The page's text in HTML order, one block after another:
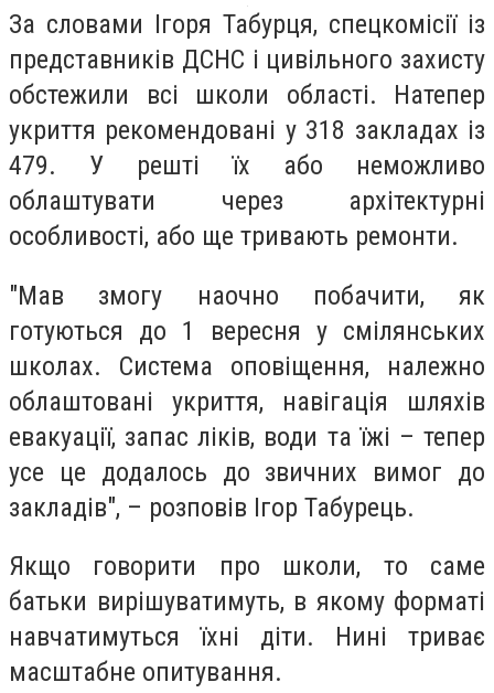
За словами Ігоря Табурця, спецкомісії із
представників ДСНС і цивільного захисту
обстежили всі школи області. Натепер
укриття рекомендовані у 318 закладах із
479. У решті їх або неможливо
облаштувати через архітектурні
особливості, або ще тривають ремонти.
"Мав змогу наочно побачити, як
готуються до 1 вересня у смілянських
школах. Система оповіщення, належно
облаштовані укриття, навігація шляхів
евакуації, запас ліків, води та їжі – тепер
усе це додалось до звичних вимог до
закладів", – розповів Ігор Табурець.
Якщо говорити про школи, то саме
батьки вирішуватимуть, в якому форматі
навчатимуться їхні діти. Нині триває
масштабне опитування.